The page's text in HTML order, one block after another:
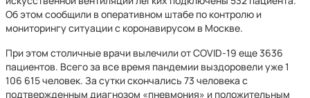
Об этом сообщили в оперативном штабе по контролю и
мониторингу ситуации с коронавирусом в Москве.
При этом столичные врачи вылечили от COVID-19 еще 3636
пациентов. Всего за все время пандемии выздоровели уже 1
106 615 человек. За сутки скончались 73 человека с
подтвержденным диагнозом «пневмония» и положительным